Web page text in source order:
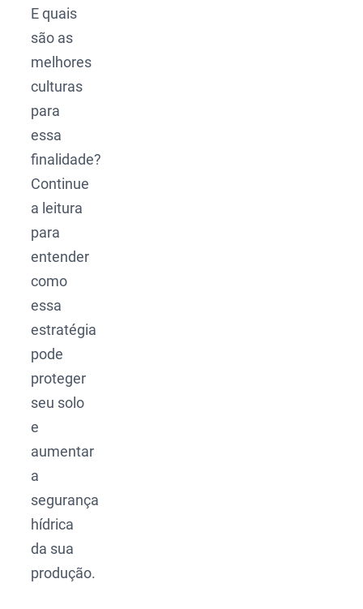
E quais
são as
melhores
culturas
para
essa
finalidade?
Continue
a leitura
para
entender
como
essa
estratégia
pode
proteger
seu solo
e
aumentar
a
segurança
hídrica
da sua
produção.